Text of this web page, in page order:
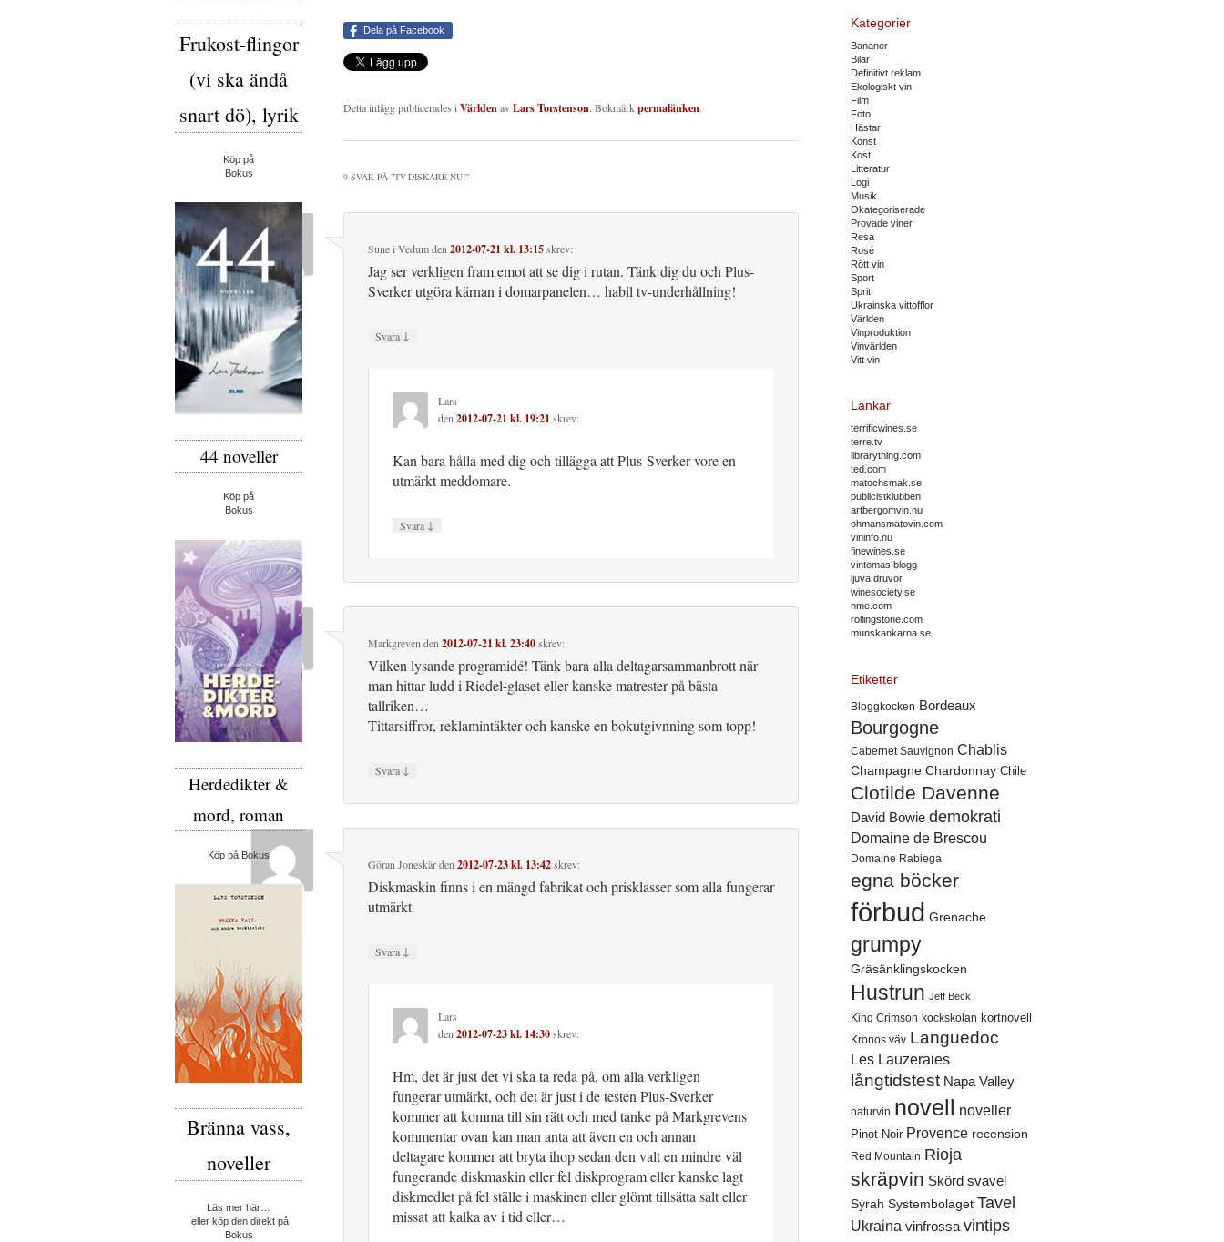
Dela på Facebook
Detta inlägg publicerades i VärldenavLars Torstenson. Bokmärkpermalänken.
9 SVAR PÅ ”TV-DISKARE NU!”
Sune i Vedumden 2012-07-21 kl. 13:15skrev:
Jag ser verkligen fram emot att se dig i rutan. Tänk dig du och Plus-
Sverker utgöra kärnan i domarpanelen… habil tv-underhållning!
Svara ↓
Lars
den 2012-07-21 kl. 19:21 skrev:
Kan bara hålla med dig och tillägga att Plus-Sverker vore en
utmärkt meddomare.
Svara ↓
Markgreven den 2012-07-21 kl. 23:40skrev:
Vilken lysande programidé! Tänk bara alla deltagarsammanbrott när
man hittar ludd i Riedel-glaset eller kanske matrester på bästa
tallriken…
Tittarsiffror, reklamintäkter och kanske en bokutgivnning som topp!
Svara ↓
Göran Joneskärden 2012-07-23 kl. 13:42skrev:
Diskmaskin finns i en mängd fabrikat och prisklasser som alla fungerar
utmärkt
Svara ↓
Lars
den 2012-07-23 kl. 14:30skrev:
Hm, det är just det vi ska ta reda på, om alla verkligen
fungerar utmärkt, och det är just i de testen Plus-Sverker
kommer att komma till sin rätt och med tanke på Markgrevens
kommentar ovan kan man anta att även en och annan
deltagare kommer att bryta ihop sedan den valt en mindre väl
fungerande diskmaskin eller fel diskprogram eller kanske lagt
diskmedlet på fel ställe i maskinen eller glömt tillsätta salt eller
missat att kalka av i tid eller…
Kategorier
Bananer
Bilar
Definitivt reklam
Ekologiskt vin
Film
Foto
Hästar
Konst
Kost
Litteratur
Logi
Musik
Okategoriserade
Provade viner
Resa
Rosé
Rött vin
Sport
Sprit
Ukrainska vittofflor
Världen
Vinproduktion
Vinvärlden
Vitt vin
Länkar
terrificwines.se
terre.tv
librarything.com
ted.com
matochsmak.se
publicistklubben
artbergomvin.nu
ohmansmatovin.com
vininfo.nu
finewines.se
vintomas blogg
ljuva druvor
winesociety.se
nme.com
rollingstone.com
munskankarna.se
Etiketter
Bloggkocken Bordeaux
Bourgogne
Cabernet Sauvignon Chablis
Champagne Chardonnay Chile
Clotilde Davenne
David Bowie demokrati
Domaine de Brescou
Domaine Rabiega
egna böcker
förbud Grenache
grumpy
Gräsänklingskocken
Hustrun Jeff Beck
King Crimson kockskolan kortnovell
Kronos väv Languedoc
Les Lauzeraies
långtidstest Napa Valley
naturvin novell noveller
Pinot Noir Provence recension
Red Mountain Rioja
skräpvin Skörd svavel
Syrah Systembolaget Tavel
Ukraina vinfrossa vintips
Frukost-flingor
(vi ska ändå
snart dö), lyrik
Köp på
Bokus
44 noveller
Köp på
Bokus
Herdedikter &
mord, roman
Köp på Bokus
Bränna vass,
noveller
Läs mer här…
eller köp den direkt på
Bokus